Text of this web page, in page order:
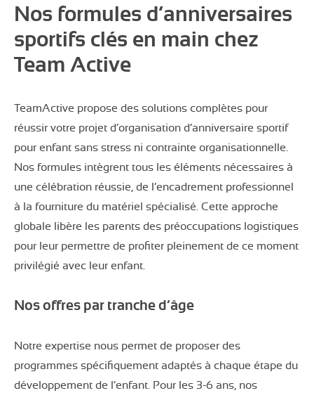
Nos formules d’anniversaires
sportifs clés en main chez
Team Active
TeamActive propose des solutions complètes pour
réussir votre projet d’organisation d’anniversaire sportif
pour enfant sans stress ni contrainte organisationnelle.
Nos formules intègrent tous les éléments nécessaires à
une célébration réussie, de l’encadrement professionnel
à la fourniture du matériel spécialisé. Cette approche
globale libère les parents des préoccupations logistiques
pour leur permettre de profiter pleinement de ce moment
privilégié avec leur enfant.
Nos offres par tranche d’âge
Notre expertise nous permet de proposer des
programmes spécifiquement adaptés à chaque étape du
développement de l’enfant. Pour les 3-6 ans, nos